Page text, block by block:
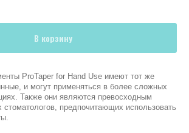
В корзину
ProTaper for Hand Use имеют тот же
и могут применяться в более сложных
Также они являются превосходным
предпочитающих использовать